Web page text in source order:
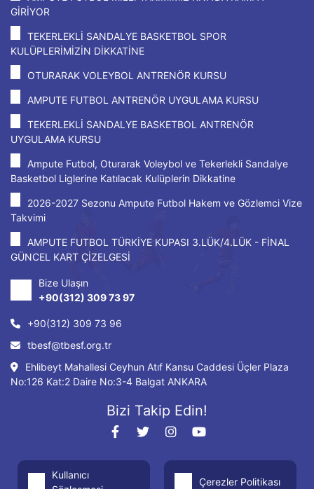
GİRİYOR
TEKERLEKLİ SANDALYE BASKETBOL SPOR
KULÜPLERİMİZİN DİKKATİNE
OTURARAK VOLEYBOL ANTRENÖR KURSU
AMPUTE FUTBOL ANTRENÖR UYGULAMA KURSU
TEKERLEKLİ SANDALYE BASKETBOL ANTRENÖR
UYGULAMA KURSU
Ampute Futbol, Oturarak Voleybol ve Tekerlekli Sandalye
Basketbol Liglerine Katılacak Kulüplerin Dikkatine
2026-2027 Sezonu Ampute Futbol Hakem ve Gözlemci Vize
Takvimi
AMPUTE FUTBOL TÜRKİYE KUPASI 3.LÜK/4.LÜK - FİNAL
GÜNCEL KART ÇİZELGESİ
Bize Ulaşın
+90(312) 309 73 97
+90(312) 309 73 96
tbesf@tbesf.org.tr
Ehlibeyt Mahallesi Ceyhun Atıf Kansu Caddesi Üçler Plaza
No:126 Kat:2 Daire No:3-4 Balgat ANKARA
Bizi Takip Edin!
Kullanıcı
Çerezler Politikası